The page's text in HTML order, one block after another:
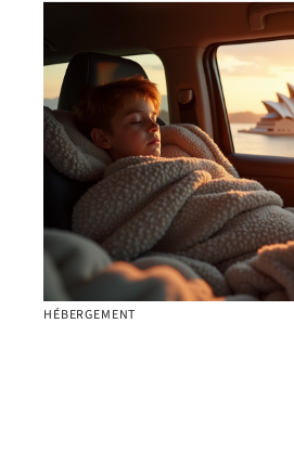
HÉBERGEMENT